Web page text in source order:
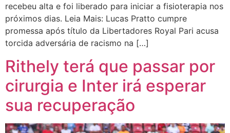
recebeu alta e foi liberado para iniciar a fisioterapia nos
próximos dias. Leia Mais: Lucas Pratto cumpre
promessa após título da Libertadores Royal Pari acusa
torcida adversária de racismo na […]
Rithely terá que passar por
cirurgia e Inter irá esperar
sua recuperação